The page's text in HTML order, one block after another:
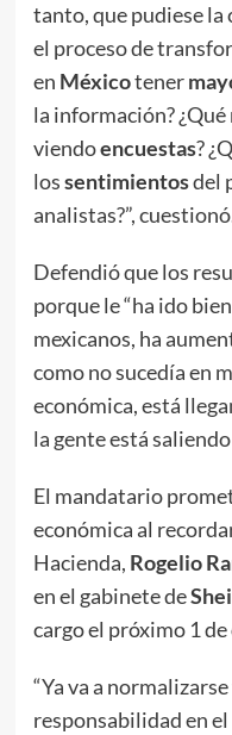
tanto, que pudiese la
el proceso de
en Méxicotener
la información? ¿Qué
viendoencuestas?
lossentimientosdel
analistas?”,
Defendió que los
porque le “ha ido
mexicanos, ha
como no sucedía en
económica, está
la gente está saliendo
El mandatario
económica al
Hacienda, Rogelio
en el gabinete de
cargo el próximo 1
“Ya va a
responsabilidad en